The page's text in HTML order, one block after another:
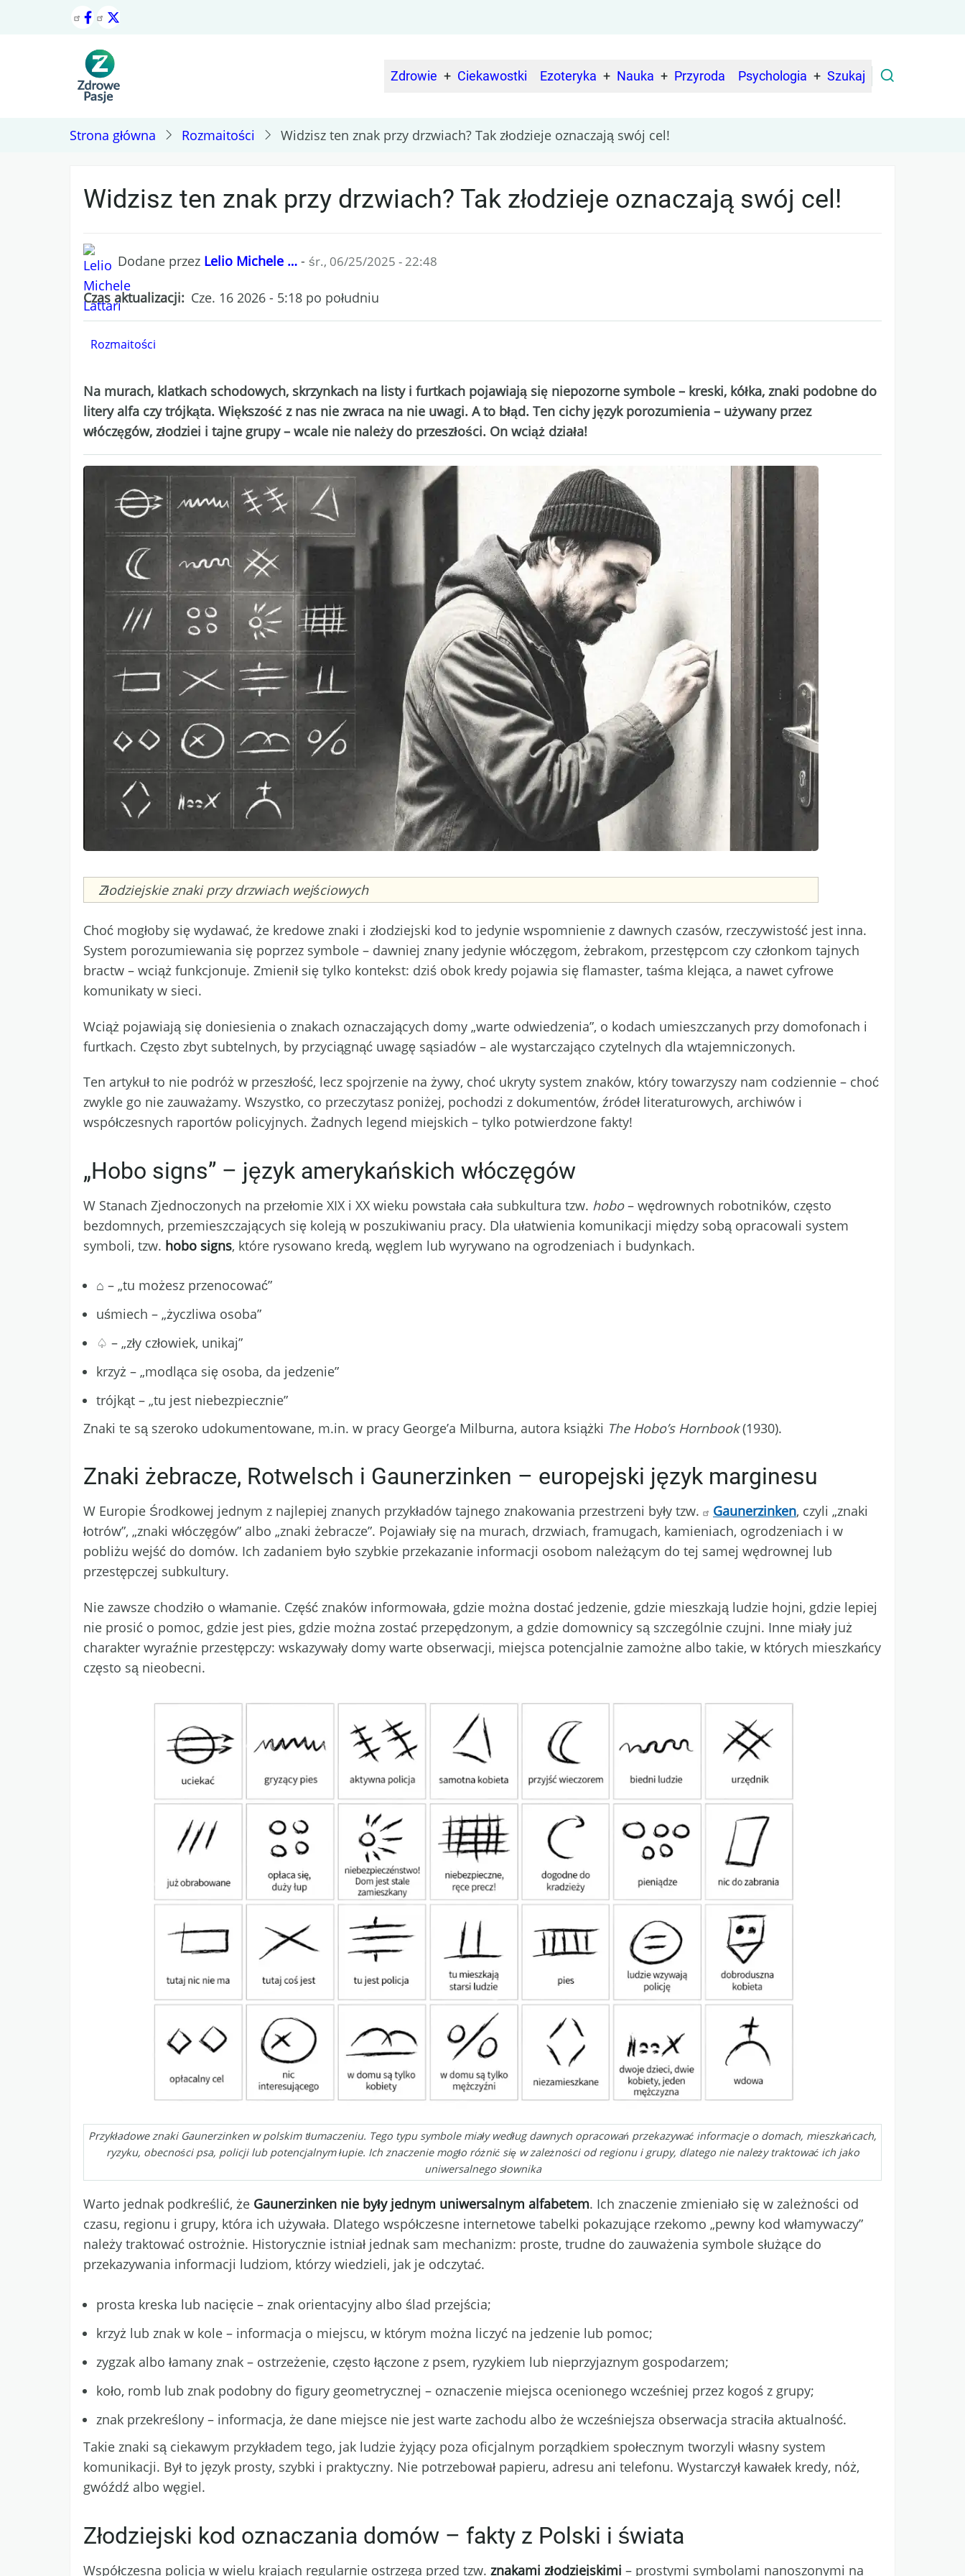
navigation
Zdrowie Ciekawostki Ezoteryka Nauka Przyroda Psychologia Szukaj
Strona główna Rozmaitości Widzisz ten znak przy drzwiach? Tak złodzieje oznaczają swój cel!
Widzisz ten znak przy drzwiach? Tak złodzieje oznaczają swój cel!
Dodane przez Lelio Michele … - śr., 06/25/2025 - 22:48
Czas aktualizacji Cze. 16 2026 - 5:18 po południu
Rozmaitości
Na murach, klatkach schodowych, skrzynkach na listy i furtkach pojawiają się niepozorne symbole – kreski, kółka, znaki podobne do
litery alfa czy trójkąta. Większość z nas nie zwraca na nie uwagi. A to błąd. Ten cichy język porozumienia – używany przez
włóczęgów, złodziei i tajne grupy – wcale nie należy do przeszłości. On wciąż działa!
Caption
Złodziejskie znaki przy drzwiach wejściowych
Choć mogłoby się wydawać, że kredowe znaki i złodziejski kod to jedynie wspomnienie z dawnych czasów, rzeczywistość jest inna.
System porozumiewania się poprzez symbole – dawniej znany jedynie włóczęgom, żebrakom, przestępcom czy członkom tajnych
bractw – wciąż funkcjonuje. Zmienił się tylko kontekst: dziś obok kredy pojawia się flamaster, taśma klejąca, a nawet cyfrowe
komunikaty w sieci.
Wciąż pojawiają się doniesienia o znakach oznaczających domy „warte odwiedzenia”, o kodach umieszczanych przy domofonach i
furtkach. Często zbyt subtelnych, by przyciągnąć uwagę sąsiadów – ale wystarczająco czytelnych dla wtajemniczonych.
Ten artykuł to nie podróż w przeszłość, lecz spojrzenie na żywy, choć ukryty system znaków, który towarzyszy nam codziennie – choć
zwykle go nie zauważamy. Wszystko, co przeczytasz poniżej, pochodzi z dokumentów, źródeł literaturowych, archiwów i
współczesnych raportów policyjnych. Żadnych legend miejskich – tylko potwierdzone fakty!
„Hobo signs” – język amerykańskich włóczęgów
W Stanach Zjednoczonych na przełomie XIX i XX wieku powstała cała subkultura tzw. hobo– wędrownych robotników, często
bezdomnych, przemieszczających się koleją w poszukiwaniu pracy. Dla ułatwienia komunikacji między sobą opracowali system
symboli, tzw. hobo signs, które rysowano kredą, węglem lub wyrywano na ogrodzeniach i budynkach.
⌂ – „tu możesz przenocować”
uśmiech – „życzliwa osoba”
♤ – „zły człowiek, unikaj”
krzyż – „modląca się osoba, da jedzenie”
trójkąt – „tu jest niebezpiecznie”
Znaki te są szeroko udokumentowane, m.in. w pracy George’a Milburna, autora książki The Hobo’s Hornbook(1930).
Znaki żebracze, Rotwelsch i Gaunerzinken – europejski język marginesu
W Europie Środkowej jednym z najlepiej znanych przykładów tajnego znakowania przestrzeni były tzw. Gaunerzinken, czyli „znaki
łotrów”, „znaki włóczęgów” albo „znaki żebracze”. Pojawiały się na murach, drzwiach, framugach, kamieniach, ogrodzeniach i w
pobliżu wejść do domów. Ich zadaniem było szybkie przekazanie informacji osobom należącym do tej samej wędrownej lub
przestępczej subkultury.
Nie zawsze chodziło o włamanie. Część znaków informowała, gdzie można dostać jedzenie, gdzie mieszkają ludzie hojni, gdzie lepiej
nie prosić o pomoc, gdzie jest pies, gdzie można zostać przepędzonym, a gdzie domownicy są szczególnie czujni. Inne miały już
charakter wyraźnie przestępczy: wskazywały domy warte obserwacji, miejsca potencjalnie zamożne albo takie, w których mieszkańcy
często są nieobecni.
Przykładowe znaki Gaunerzinken w polskim tłumaczeniu. Tego typu symbole miały według dawnych opracowań przekazywać informacje o domach, mieszkańcach,
ryzyku, obecności psa, policji lub potencjalnym łupie. Ich znaczenie mogło różnić się w zależności od regionu i grupy, dlatego nie należy traktować ich jako
uniwersalnego słownika
Warto jednak podkreślić, że Gaunerzinken nie były jednym uniwersalnym alfabetem. Ich znaczenie zmieniało się w zależności od
czasu, regionu i grupy, która ich używała. Dlatego współczesne internetowe tabelki pokazujące rzekomo „pewny kod włamywaczy”
należy traktować ostrożnie. Historycznie istniał jednak sam mechanizm: proste, trudne do zauważenia symbole służące do
przekazywania informacji ludziom, którzy wiedzieli, jak je odczytać.
prosta kreska lub nacięcie – znak orientacyjny albo ślad przejścia;
krzyż lub znak w kole – informacja o miejscu, w którym można liczyć na jedzenie lub pomoc;
zygzak albo łamany znak – ostrzeżenie, często łączone z psem, ryzykiem lub nieprzyjaznym gospodarzem;
koło, romb lub znak podobny do figury geometrycznej – oznaczenie miejsca ocenionego wcześniej przez kogoś z grupy;
znak przekreślony – informacja, że dane miejsce nie jest warte zachodu albo że wcześniejsza obserwacja straciła aktualność.
Takie znaki są ciekawym przykładem tego, jak ludzie żyjący poza oficjalnym porządkiem społecznym tworzyli własny system
komunikacji. Był to język prosty, szybki i praktyczny. Nie potrzebował papieru, adresu ani telefonu. Wystarczył kawałek kredy, nóż,
gwóźdź albo węgiel.
Złodziejski kod oznaczania domów – fakty z Polski i świata
Współczesna policja w wielu krajach regularnie ostrzega przed tzw. znakami złodziejskimi – prostymi symbolami nanoszonymi na